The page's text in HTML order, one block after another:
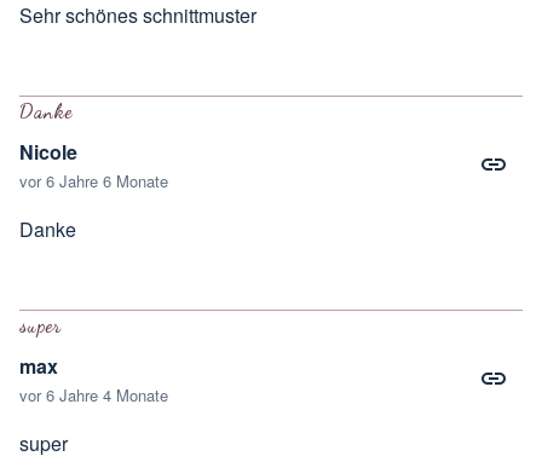
Sehr schönes schnittmuster
Danke
Nicole
vor 6 Jahre 6 Monate
Danke
super
max
vor 6 Jahre 4 Monate
super